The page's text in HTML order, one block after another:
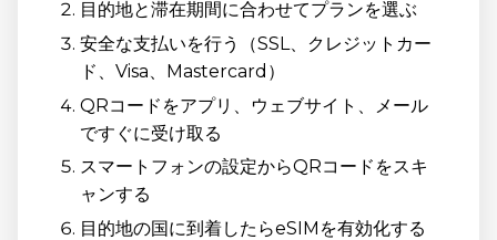
目的地と滞在期間に合わせてプランを選ぶ
安全な支払いを行う（SSL、クレジットカー
ド、Visa、Mastercard）
QRコードをアプリ、ウェブサイト、メール
ですぐに受け取る
スマートフォンの設定からQRコードをスキ
ャンする
目的地の国に到着したらeSIMを有効化する